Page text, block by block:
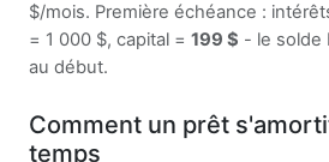
$/mois. Première échéance :
= 1 000 $, capital = 199 $ - le solde
au début.
Comment un prêt
temps